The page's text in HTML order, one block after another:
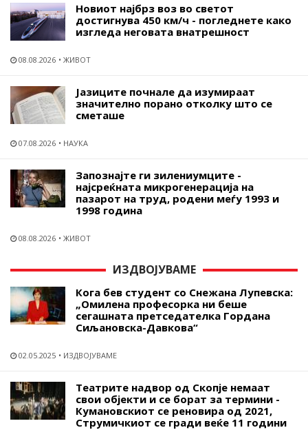
Новиот најбрз воз во светот
достигнува 450 км/ч - погледнете како
изгледа неговата внатрешност
08.08.2026 ЖИВОТ
Јазиците почнале да изумираат
значително порано отколку што се
сметаше
07.08.2026 НАУКА
Запознајте ги зилениумците -
најсреќната микрогенерација на
пазарот на труд, родени меѓу 1993 и
1998 година
08.08.2026 ЖИВОТ
ИЗДВОЈУВАМЕ
Кога бев студент со Снежана Лупевска:
„Омилена професорка ни беше
сегашната претседателка Гордана
Сиљановска-Давкова“
02.05.2025 ИЗДВОЈУВАМЕ
Театрите надвор од Скопје немаат
свои објекти и се борат за термини -
Кумановскиот се реновира од 2021,
Струмичкиот се гради веќе 11 години